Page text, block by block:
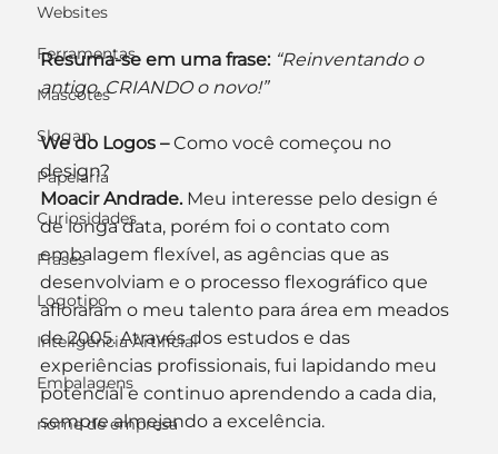
Websites
Ferramentas
Mascotes
Slogan
Papelaria
Curiosidades
Frases
Logotipo
Inteligência Artificial
Embalagens
nome de empresa
Resuma-se em uma frase: “Reinventando o
antigo, CRIANDO o novo!”
We do Logos – Como você começou no
design?
Moacir Andrade. Meu interesse pelo design é
de longa data, porém foi o contato com
embalagem flexível, as agências que as
desenvolviam e o processo flexográfico que
afloraram o meu talento para área em meados
de 2005. Através dos estudos e das
experiências profissionais, fui lapidando meu
potencial e continuo aprendendo a cada dia,
sempre almejando a excelência.